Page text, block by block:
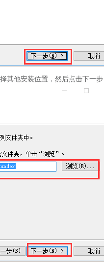
其他安装位置，然后点击下一步